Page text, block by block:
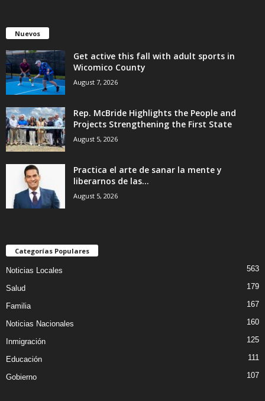
Nuevos
Get active this fall with adult sports in
Wicomico County
August 7, 2026
Rep. McBride Highlights the People and
Projects Strengthening the First State
August 5, 2026
Practica el arte de sanar la mente y
liberarnos de las...
August 5, 2026
Categorías Populares
Noticias Locales 563
Salud 179
Familia 167
Noticias Nacionales 160
Inmigración 125
Educación 111
Gobierno 107